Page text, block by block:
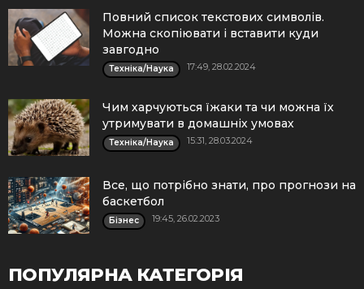
Повний список текстових символів.
Можна скопіювати і вставити куди
завгодно
Техніка/Наука 17:49, 28.02.2024
Чим харчуються їжаки та чи можна їх
утримувати в домашніх умовах
Техніка/Наука 15:31, 28.03.2024
Все, що потрібно знати, про прогнози на
баскетбол
Бізнес 19:45, 26.02.2023
ПОПУЛЯРНА КАТЕГОРІЯ